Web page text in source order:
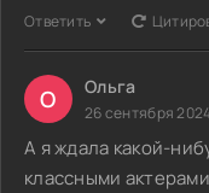
Ответить
О Ольга
26 сентября
А я ждала какой-
классными